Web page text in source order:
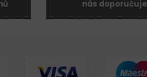
nás doporučuje